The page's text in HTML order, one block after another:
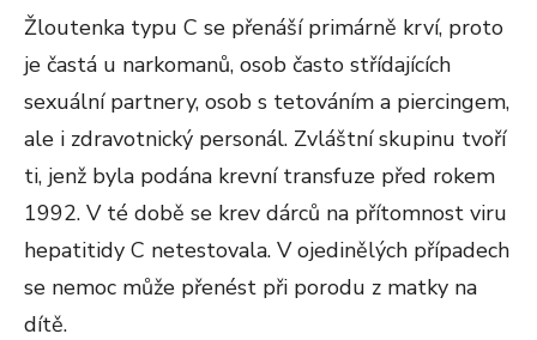
Žloutenka typu C se přenáší primárně krví, proto
je častá u narkomanů, osob často střídajících
sexuální partnery, osob s tetováním a piercingem,
ale i zdravotnický personál. Zvláštní skupinu tvoří
ti, jenž byla podána krevní transfuze před rokem
1992. V té době se krev dárců na přítomnost viru
hepatitidy C netestovala. V ojedinělých případech
se nemoc může přenést při porodu z matky na
dítě.